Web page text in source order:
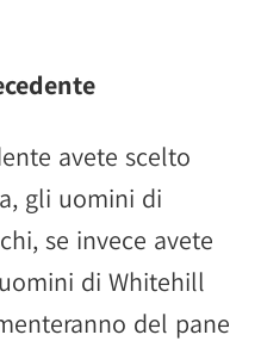
avete scelto
gli uomini di
se invece avete
di Whitehill
del pane